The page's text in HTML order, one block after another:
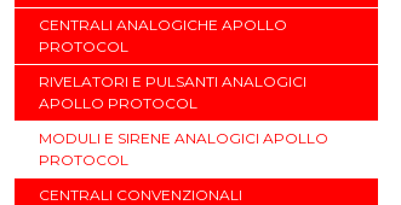
CENTRALI ANALOGICHE APOLLO
PROTOCOL
RIVELATORI E PULSANTI ANALOGICI
APOLLO PROTOCOL
MODULI E SIRENE ANALOGICI APOLLO
PROTOCOL
CENTRALI CONVENZIONALI